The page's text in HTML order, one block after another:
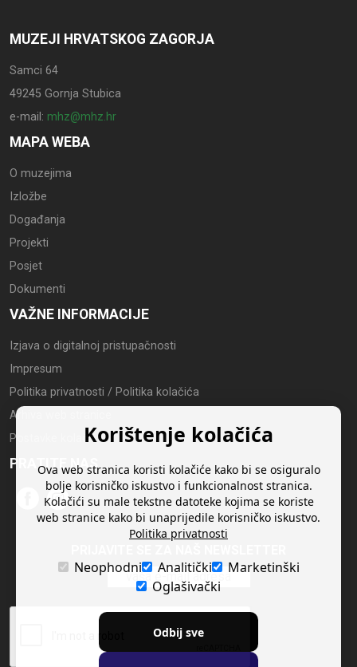
MUZEJI HRVATSKOG ZAGORJA
Samci 64
49245 Gornja Stubica
e-mail: mhz@mhz.hr
MAPA WEBA
O muzejima
Izložbe
Događanja
Projekti
Posjet
Dokumenti
VAŽNE INFORMACIJE
Izjava o digitalnoj pristupačnosti
Impresum
Politika privatnosti / Politika kolačića
Arhiva web stranice
Postavke kolačića
PRATITE NAS
Korištenje kolačića
Ova web stranica koristi kolačiće kako bi se osiguralo
bolje korisničko iskustvo i funkcionalnost stranica.
Kolačići su male tekstne datoteke kojima se koriste
web stranice kako bi unaprijedile korisničko iskustvo.
Politika privatnosti
Neophodni Analitički
Marketinški
Oglašivački
Odbij sve